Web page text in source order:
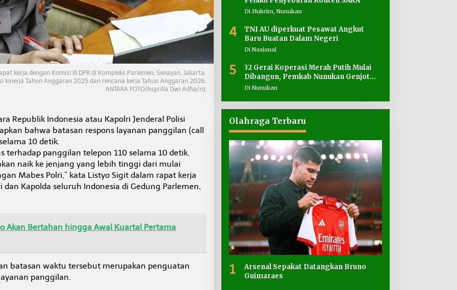
kerja dengan Komisi III DPR di Kompleks Parlemen, Senayan, Jakarta,
Tahun Anggaran 2025 dan rencana kerja Tahun Anggaran 2026.
ANTARA FOTO/Asprilla Dwi Adha/nz
Republik Indonesia atau Kapolri Jenderal Polisi
bahwa batasan respons layanan panggilan (call
10 detik.
terhadap panggilan telepon 110 selama 10 detik.
naik ke jenjang yang lebih tinggi dari mulai
Mabes Polri,” kata Listyo Sigit dalam rapat kerja
dan Kapolda seluruh Indonesia di Gedung Parlemen,
Akan Bertahan hingga Awal Kuartal Pertama
batasan waktu tersebut merupakan penguatan
panggilan.
Di Hukrim, Nunukan
4
TNI AU diperkuat Pesawat Angkut
Baru Buatan Dalam Negeri
Di Nasional
5
32 Gerai Koperasi Merah Putih Mulai
Dibangun, Pemkab Nunukan Genjot
Penyediaan Lahan
Di Nunukan
Olahraga Terbaru
1
Arsenal Sepakat Datangkan Bruno
Guimaraes